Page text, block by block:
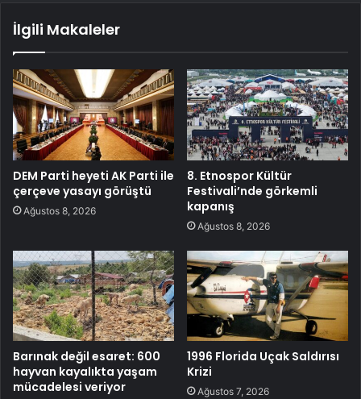
İlgili Makaleler
DEM Parti heyeti AK Parti ile
çerçeve yasayı görüştü
Ağustos 8, 2026
8. Etnospor Kültür
Festivali’nde görkemli
kapanış
Ağustos 8, 2026
Barınak değil esaret: 600
hayvan kayalıkta yaşam
mücadelesi veriyor
1996 Florida Uçak Saldırısı
Krizi
Ağustos 7, 2026